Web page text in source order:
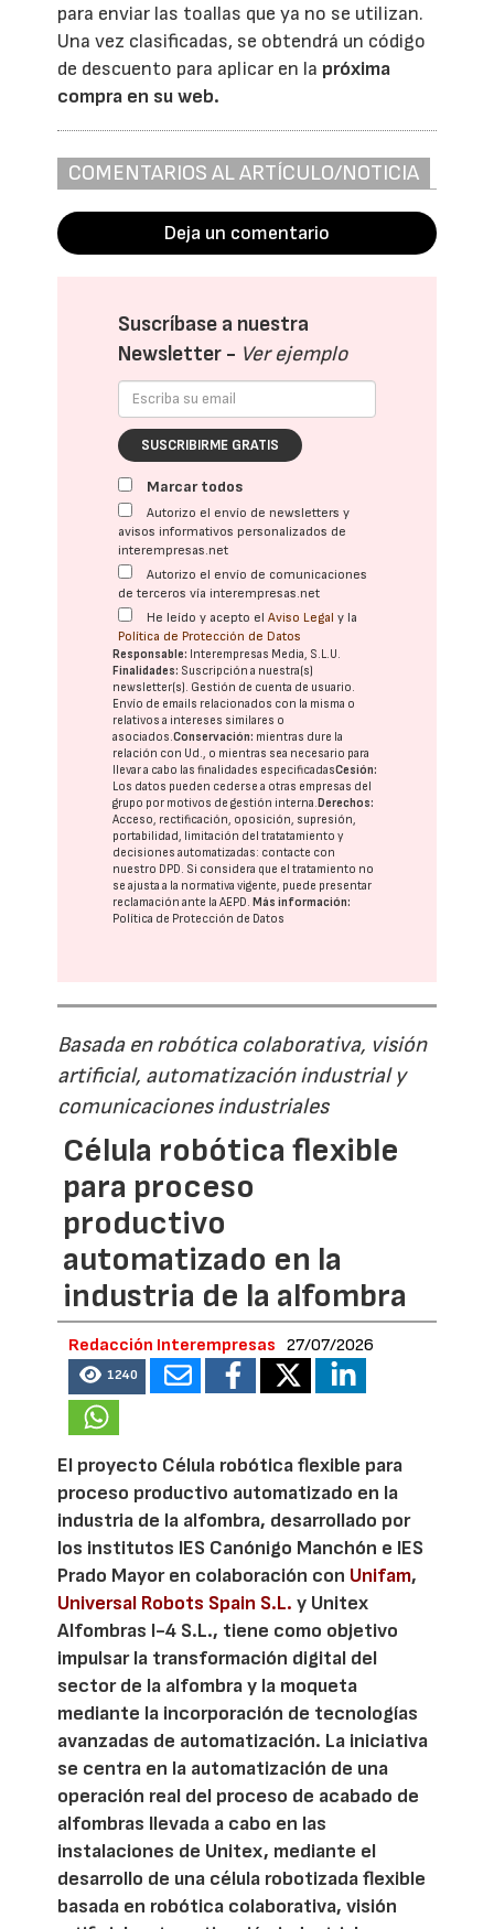
para enviar las toallas que ya no se utilizan.
Una vez clasificadas, se obtendrá un código
de descuento para aplicar en la próxima
compra en su web.
COMENTARIOS AL ARTÍCULO/NOTICIA
Deja un comentario
Suscríbase a nuestra
Newsletter - Ver ejemplo
SUSCRIBIRME GRATIS
Marcar todos
Autorizo el envío de newsletters y
avisos informativos personalizados de
interempresas.net
Autorizo el envío de comunicaciones
de terceros vía interempresas.net
He leído y acepto elAviso Legal y la
Política de Protección de Datos
Responsable: Interempresas Media, S.L.U.
Finalidades: Suscripción a nuestra(s)
newsletter(s). Gestión de cuenta de usuario.
Envío de emails relacionados con la misma o
relativos a intereses similares o
asociados.Conservación: mientras dure la
relación con Ud., o mientras sea necesario para
llevar a cabo las finalidades especificadasCesión:
Los datos pueden cederse a otras empresas del
grupo por motivos de gestión interna.Derechos:
Acceso, rectificación, oposición, supresión,
portabilidad, limitación del tratatamiento y
decisiones automatizadas: contacte con
nuestro DPD . Si considera que el tratamiento no
se ajusta a la normativa vigente, puede presentar
reclamación ante laAEPD .Más información:
Política de Protección de Datos
Basada en robótica colaborativa, visión
artificial, automatización industrial y
comunicaciones industriales
Célula robótica flexible
para proceso
productivo
automatizado en la
industria de la alfombra
Redacción Interempresas 27/07/2026
1240
El proyecto Célula robótica flexible para
proceso productivo automatizado en la
industria de la alfombra, desarrollado por
los institutos IES Canónigo Manchón e IES
Prado Mayor en colaboración con Unifam,
Universal Robots Spain S.L. y Unitex
Alfombras I-4 S.L., tiene como objetivo
impulsar la transformación digital del
sector de la alfombra y la moqueta
mediante la incorporación de tecnologías
avanzadas de automatización. La iniciativa
se centra en la automatización de una
operación real del proceso de acabado de
alfombras llevada a cabo en las
instalaciones de Unitex, mediante el
desarrollo de una célula robotizada flexible
basada en robótica colaborativa, visión